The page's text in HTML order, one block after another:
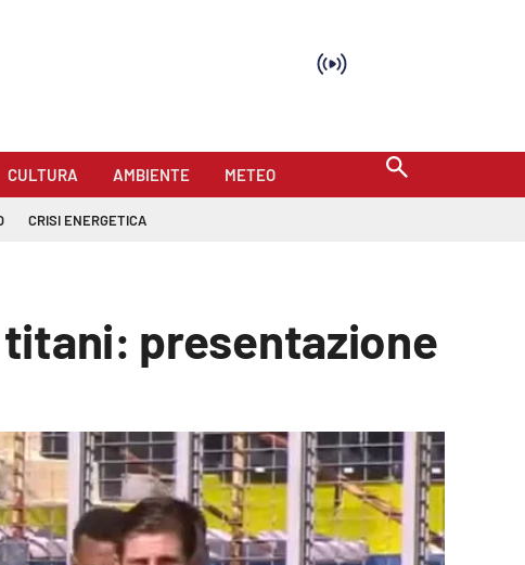
CULTURA AMBIENTE METEO
CRISI ENERGETICA
titani: presentazione